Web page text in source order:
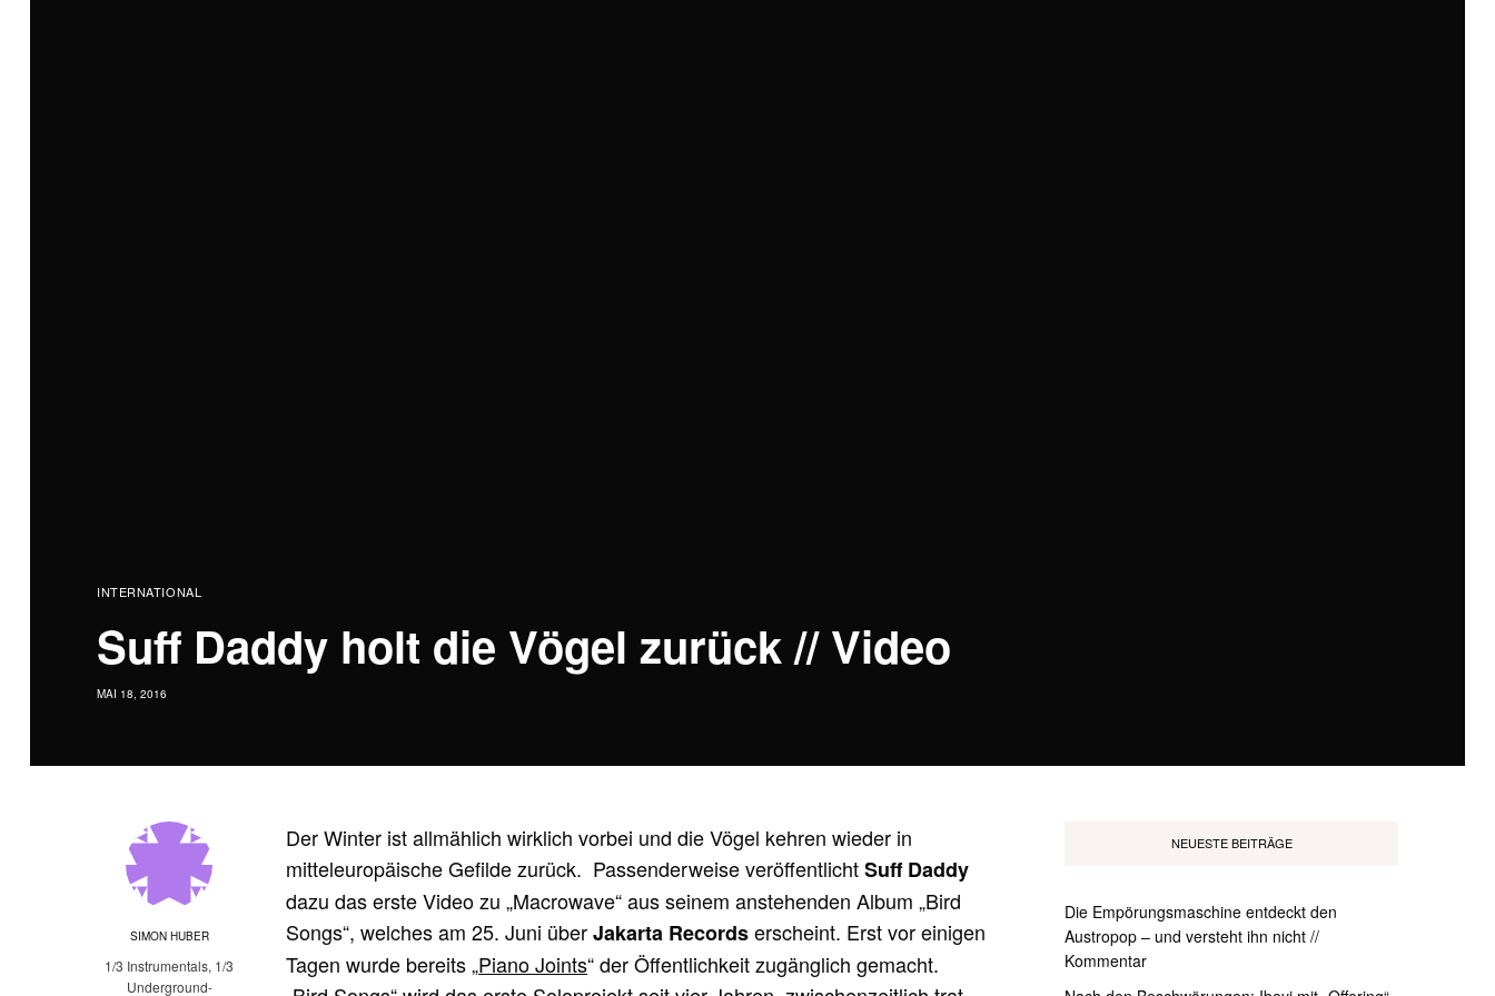
INTERNATIONAL
Suff Daddy holt die Vögel zurück // Video
MAI 18, 2016
SIMON HUBER
1/3 Instrumentals, 1/3
Underground-
Der Winter ist allmählich wirklich vorbei und die Vögel kehren wieder in
mitteleuropäische Gefilde zurück. Passenderweise veröffentlichtSuff Daddy
dazu das erste Video zu „Macrowave“ aus seinem anstehenden Album „Bird
Songs“, welches am 25. Juni überJakarta Recordserscheint. Erst vor einigen
Tagen wurde bereits „Piano Joints“ der Öffentlichkeit zugänglich gemacht.
NEUESTE BEITRÄGE
Die Empörungsmaschine entdeckt den
Austropop – und versteht ihn nicht //
Kommentar